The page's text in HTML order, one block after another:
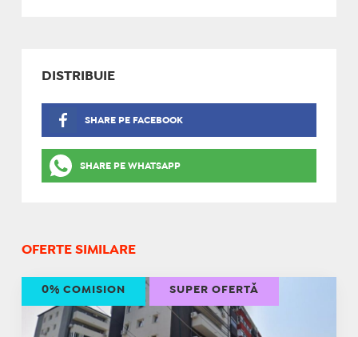
DISTRIBUIE
SHARE PE FACEBOOK
SHARE PE WHATSAPP
OFERTE SIMILARE
0% COMISION SUPER OFERTĂ